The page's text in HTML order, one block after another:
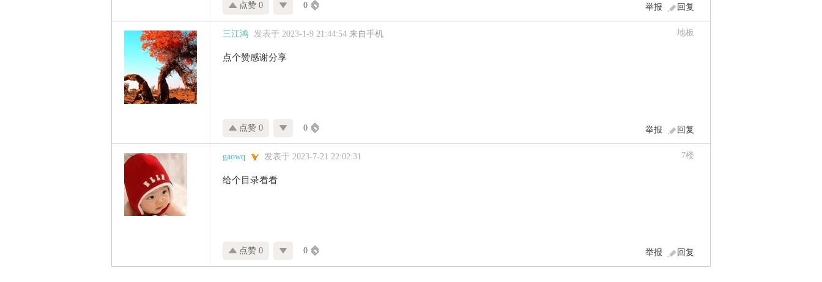
回复
举报
点赞 0 0
地板
三江鸿 发表于 2023-1-9 21:44:54 来自手机
点个赞感谢分享
回复
举报
点赞 0 0
7楼
gaowq 发表于 2023-7-21 22:02:31
给个目录看看
回复
举报
点赞 0 0